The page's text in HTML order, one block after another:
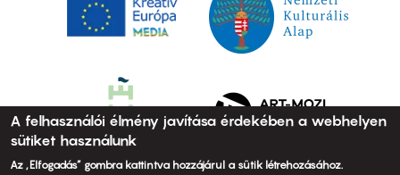
A felhasználói élmény javítása érdekében a webhelyen
sütiket használunk
Az „Elfogadás” gombra kattintva hozzájárul a sütik létrehozásához.